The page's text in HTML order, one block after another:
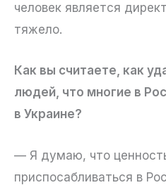
человек является
тяжело.
Как вы считаете, как
людей, что многие в
в Украине?
— Я думаю, что
приспосабливаться в